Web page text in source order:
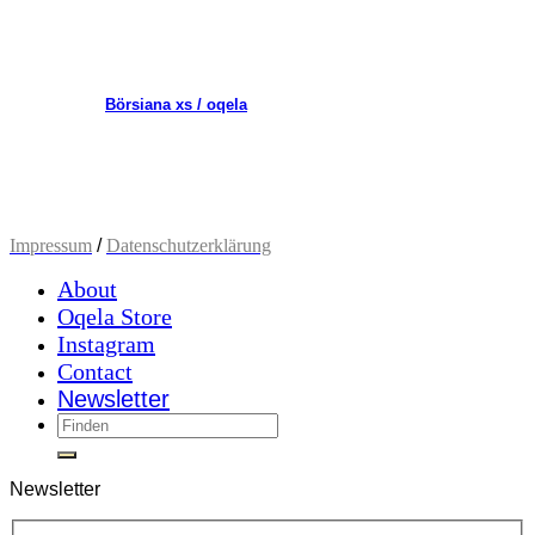
Börsiana xs / oqela
Impressum /Datenschutzerklärung
About
Oqela Store
Instagram
Contact
Newsletter
Newsletter